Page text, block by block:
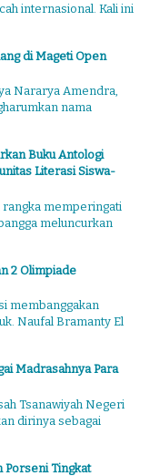
internasional. Kali ini
di Mageti Open
Nararya Amendra,
nama
Buku Antologi
Literasi Siswa-
rangka memperingati
meluncurkan
2 Olimpiade
membanggakan
Naufal Bramanty El
Madrasahnya Para
Tsanawiyah Negeri
dirinya sebagai
Porseni Tingkat